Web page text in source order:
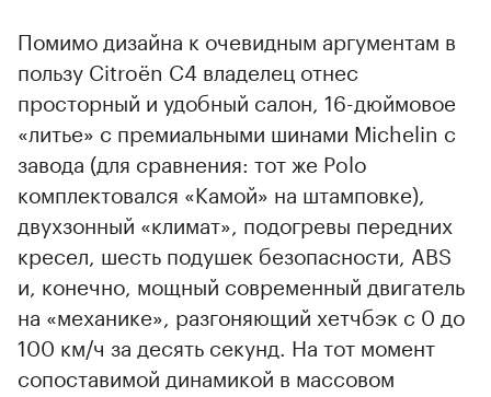
Помимо дизайна к очевидным аргументам в
пользу Citroёn С4 владелец отнес
просторный и удобный салон, 16-дюймовое
«литье» с премиальными шинами Michelin с
завода (для сравнения: тот же Polo
комплектовался «Камой» на штамповке),
двухзонный «климат», подогревы передних
кресел, шесть подушек безопасности, ABS
и, конечно, мощный современный двигатель
на «механике», разгоняющий хетчбэк с 0 до
100 км/ч за десять секунд. На тот момент
сопоставимой динамикой в массовом